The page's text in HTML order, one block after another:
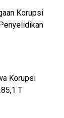
Korupsi
Korupsi
T